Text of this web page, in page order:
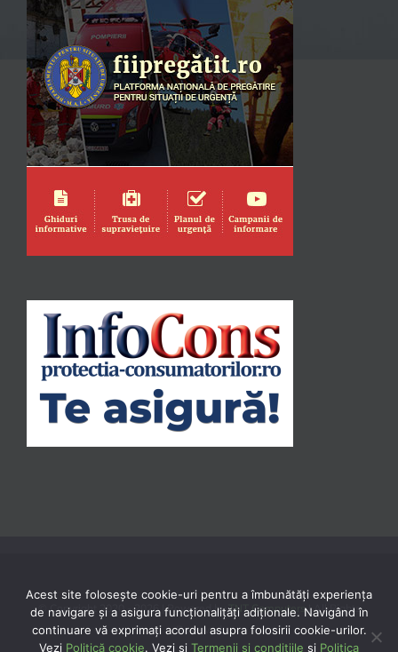
© Copyright 2020 -2026 | Powered byTNT Computers| All Rights
Reserved
Acest site folosește cookie-uri pentru a îmbunătăți experiența
de navigare și a asigura funcționalițăți adiționale. Navigând în
continuare vă exprimaţi acordul asupra folosirii cookie-urilor.
Vezi Politică cookie. Vezi și Termenii și condițiile și Politica